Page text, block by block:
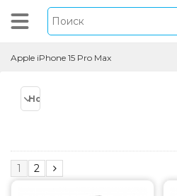
Apple iPhone 15 Pro Max
Новинки
1 2